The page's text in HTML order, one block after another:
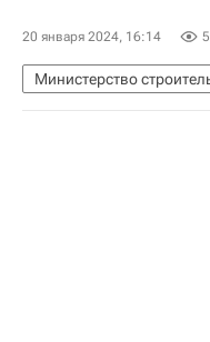
20 января 2024, 16:14
Никита Стасишин